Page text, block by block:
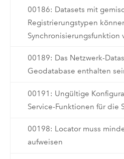
00186: Datasets mit
Registrierungstypen
Synchronisierungsfunktion
00189: Das Netzwerk-
Geodatabase enthalten
00191: Ungültige
Service-Funktionen für die
00198: Locator muss
aufweisen